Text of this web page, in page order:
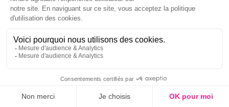
C
CLIMAT, ÉNERGIE ET
NUMÉRIQUE
Rencontre des Savoirs avec Stéphane Grumbach,
Directeur de Recherche à l’Institut National en